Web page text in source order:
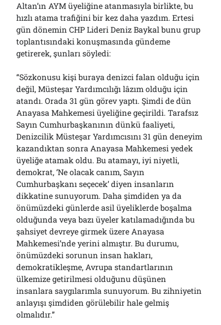
Altan’ın AYM üyeliğine atanmasıyla birlikte, bu
hızlı atama trafiğini bir kez daha yazdım. Ertesi
gün dönemin CHP Lideri Deniz Baykal bunu grup
toplantısındaki konuşmasında gündeme
getirerek, şunları söyledi:
“Sözkonusu kişi buraya denizci falan olduğu için
değil, Müsteşar Yardımcılığı lâzım olduğu için
atandı. Orada 31 gün görev yaptı. Şimdi de dün
Anayasa Mahkemesi üyeliğine geçirildi. Tarafsız
Sayın Cumhurbaşkanının dünkü faaliyeti,
Denizcilik Müsteşar Yardımcısını 31 gün deneyim
kazandıktan sonra Anayasa Mahkemesi yedek
üyeliğe atamak oldu. Bu atamayı, iyi niyetli,
demokrat, ‘Ne olacak canım, Sayın
Cumhurbaşkanı seçecek’ diyen insanların
dikkatine sunuyorum. Daha şimdiden ya da
önümüzdeki günlerde asil üyeliklerde boşalma
olduğunda veya bazı üyeler katılamadığında bu
şahsiyet devreye girmek üzere Anayasa
Mahkemesi’nde yerini almıştır. Bu durumu,
önümüzdeki sorunun insan hakları,
demokratikleşme, Avrupa standartlarının
ülkemize getirilmesi olduğunu düşünen
insanlara saygılarımla sunuyorum. Bu zihniyetin
anlayışı şimdiden görülebilir hale gelmiş
olmalıdır.”